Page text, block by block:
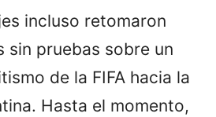
incluso retomaron
sin pruebas sobre un
de la FIFA hacia la
Hasta el momento,